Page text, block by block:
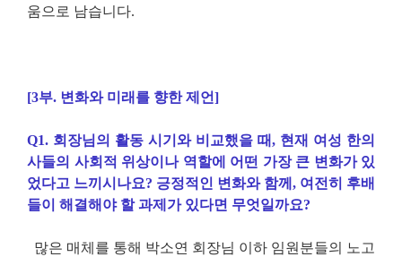
움으로 남습니다.
[3부. 변화와 미래를 향한 제언]
Q1. 회장님의 활동 시기와 비교했을 때, 현재 여성 한의
사들의 사회적 위상이나 역할에 어떤 가장 큰 변화가 있
었다고 느끼시나요? 긍정적인 변화와 함께, 여전히 후배
들이 해결해야 할 과제가 있다면 무엇일까요?
많은 매체를 통해 박소연 회장님 이하 임원분들의 노고